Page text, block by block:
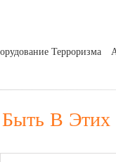
Терроризма
В Этих